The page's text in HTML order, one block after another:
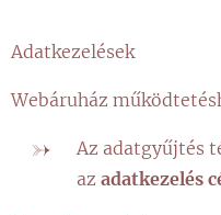
Adatkezelések
Webáruház
Az adatgyűjtés
az adatkezelés